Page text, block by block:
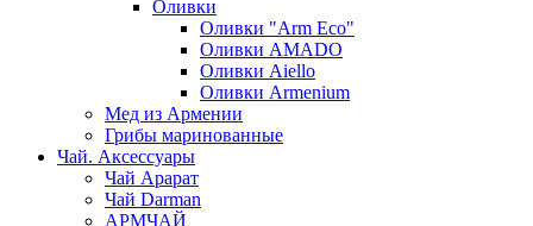
Оливки
Оливки "Arm Eco"
Оливки AMADO
Оливки Aiello
Оливки Armenium
Мед из Армении
Грибы маринованные
Чай. Аксессуары
Чай Арарат
Чай Darman
АРМЧАЙ